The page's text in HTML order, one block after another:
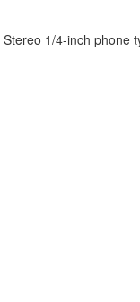
1/4-inch phone